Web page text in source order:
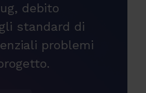
debito
standard di
problemi